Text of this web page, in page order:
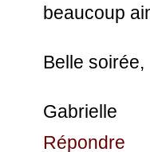
beaucoup
Belle soirée,
Gabrielle
Répondre